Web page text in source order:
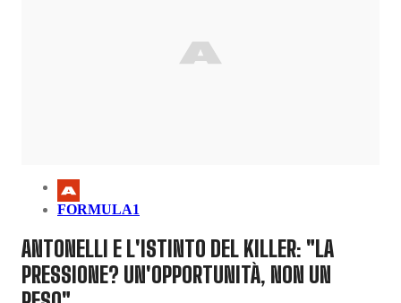
FORMULA1
ANTONELLI E L'ISTINTO DEL KILLER: "LA
PRESSIONE? UN'OPPORTUNITÀ, NON UN